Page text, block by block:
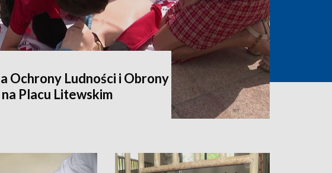
Ochrony Ludności i Obrony
Placu Litewskim